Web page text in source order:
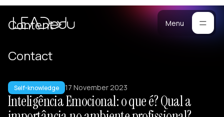
Menu
are
Methodology
Content
Cases
Blog
Materials
Contact
Inteligência Emocional: o que é? Qual a
Self-knowledge 17 November 2023